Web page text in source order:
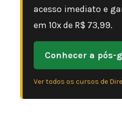
acesso imediato e
em 10x de R$ 73,99.
Conhecer a pós-
Ver todos os cursos de